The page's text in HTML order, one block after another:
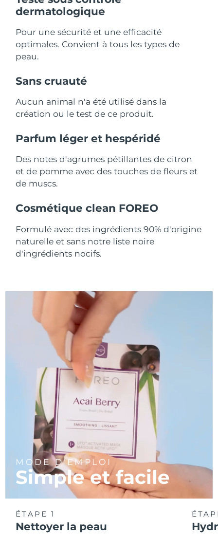
dermatologique
Pour une sécurité et une efficacité
optimales. Convient à tous les types de
peau.
Sans cruauté
Aucun animal n'a été utilisé dans la
création ou le test de ce produit.
Parfum léger et hespéridé
Des notes d'agrumes pétillantes de citron
et de pomme avec des touches de fleurs et
de muscs.
Cosmétique clean FOREO
Formulé avec des ingrédients 90% d'origine
naturelle et sans notre liste noire
d'ingrédients nocifs.
MODE D'EMPLOI
Simple et facile
ÉTAPE 1
Nettoyer la peau
Singapour
Slovaquie Livraison estimée
Slovénie
Afrique du Sud
Corée du Sud Livraison estimée
Suède Livraison estimée
Suisse Livraison estimée 8/11/26
Thaïlande Livraison estimée
Turquie Livraison estimée 8/12/26
Émirats arabes unis
Livraison estimée
Ouzbékistan
Livraison estimée